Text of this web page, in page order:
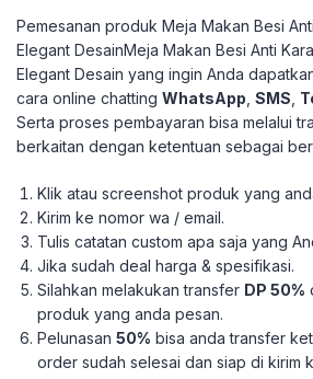
Pemesanan produk Meja Makan Besi
Elegant DesainMeja Makan Besi Anti
Elegant Desain yang ingin Anda
cara online chatting WhatsApp SMS
Serta proses pembayaran bisa melalui
berkaitan dengan ketentuan sebagai
Klik atau screenshot produk yang
Kirim ke nomor wa / email.
Tulis catatan custom apa saja yang
Jika sudah deal harga & spesifikasi.
Silahkan melakukan transfer DP 50%
produk yang anda pesan.
Pelunasan50% bisa anda transfer
order sudah selesai dan siap di kirim